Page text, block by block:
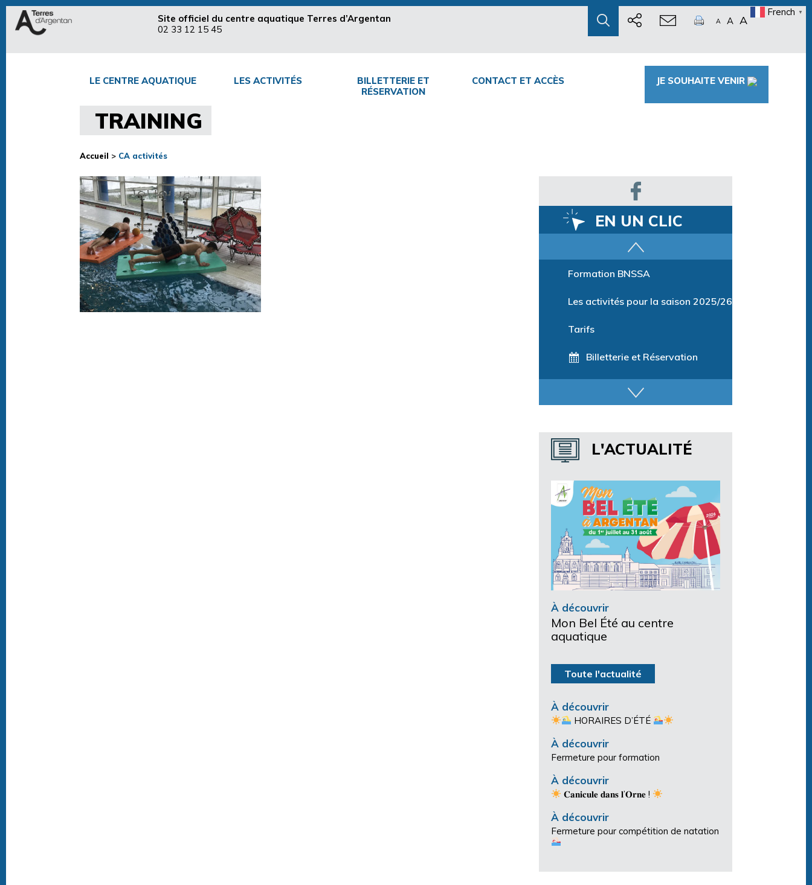
Site officiel du centre aquatique Terres d’Argentan
02 33 12 15 45
A A A
French ▼
LE CENTRE AQUATIQUE LES ACTIVITÉS
BILLETTERIE ET
RÉSERVATION
CONTACT ET ACCÈS JE SOUHAITE VENIR
TRAINING
Accueil > CA activités
EN UN CLIC
Tarifs
Billetterie et Réservation
Horaires espace détente
Horaires centre aquatique
L'ACTUALITÉ
À découvrir
Mon Bel Été au centre
aquatique
Toute l'actualité
À découvrir
HORAIRES D’ÉTÉ
À découvrir
Fermeture pour formation
À découvrir
𝐂𝐚𝐧𝐢𝐜𝐮𝐥𝐞 𝐝𝐚𝐧𝐬 𝐥’𝐎𝐫𝐧𝐞 !
À découvrir
Fermeture pour compétition de natation